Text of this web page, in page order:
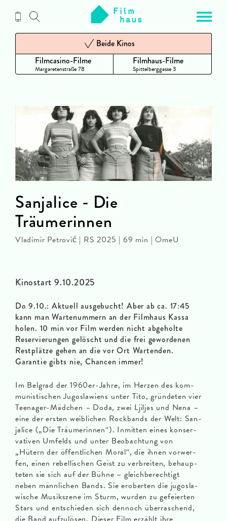
Inhalt
Filmcasino-Filme
Margaretenstraße 78
Beide Kinos
Filmhaus-Filme
Spittelberggasse 3
Kinostart 9.10.2025
Do 9.10.: Aktuell ausgebucht! Aber ab ca. 17:45
kann man Wartenummern an der Filmhaus Kassa
holen. 10 min vor Film werden nicht abgeholte
Reservierungen gelöscht und die frei gewordenen
Restplätze gehen an die vor Ort Wartenden.
Garantie gibts nie, Chancen immer!
Im Bel­grad der 1960er-Jahre, im Her­zen des kom­
mu­nis­ti­schen Jugo­sla­wi­ens unter Tito, grün­de­ten vier
Teenager-Mädchen – Doda, zwei Ljil­jas und Nena –
eine der ers­ten weib­li­chen Rock­bands der Welt: San­
ja­li­ce („Die Träu­me­rin­nen“). Inmit­ten eines kon­ser­
va­ti­ven Umfelds und unter Beob­ach­tung von
„Hütern der öffent­li­chen Moral“, die ihnen vor­wer­
fen, einen rebel­li­schen Geist zu ver­brei­ten, behaup­
te­ten sie sich auf der Büh­ne – gleich­be­rech­tigt
neben männ­li­chen Bands. Sie erober­ten die jugo­sla­
wi­sche Musik­sze­ne im Sturm, wur­den zu gefei­er­ten
Stars und ent­schie­den sich den­noch über­ra­schend,
Sanjalice - Die
Träumerinnen
Vladimir Petrović | RS 2025 | 69 min | OmeU